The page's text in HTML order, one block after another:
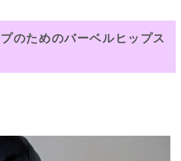
のためのバーベルヒップス